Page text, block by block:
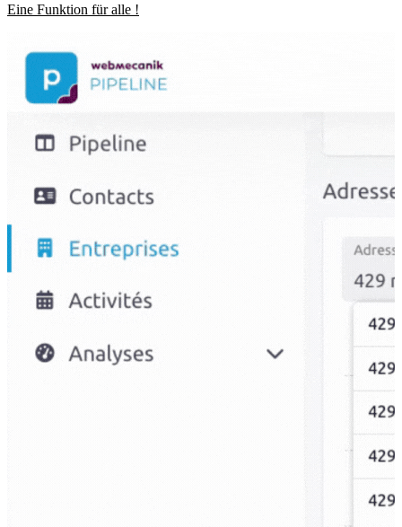
Eine Funktion für alle !